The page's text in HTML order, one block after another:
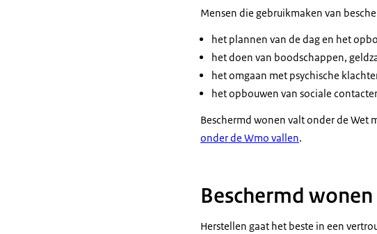
Mensen die gebruikmaken van
het plannen van de dag en het
het doen van boodschappen,
het omgaan met psychische
het opbouwen van sociale
Beschermd wonen valt onder de Wet
onder de Wmo vallen.
Beschermd
Herstellen gaat het beste in een